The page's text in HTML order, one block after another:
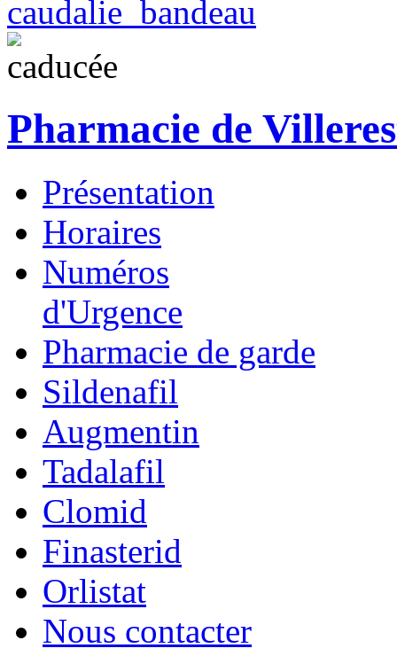
Pharmacie de
Présentation
Horaires
Numéros
d'Urgence
Pharmacie de garde
Sildenafil
Augmentin
Tadalafil
Clomid
Finasterid
Orlistat
Nous contacter